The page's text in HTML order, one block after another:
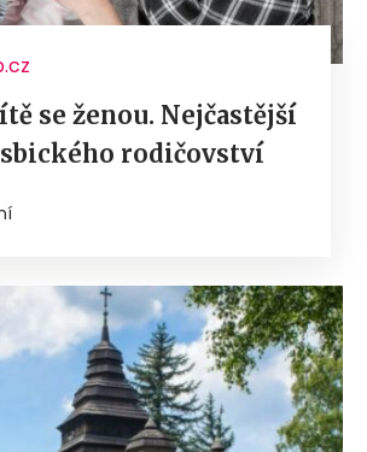
se ženou. Nejčastější
rodičovství